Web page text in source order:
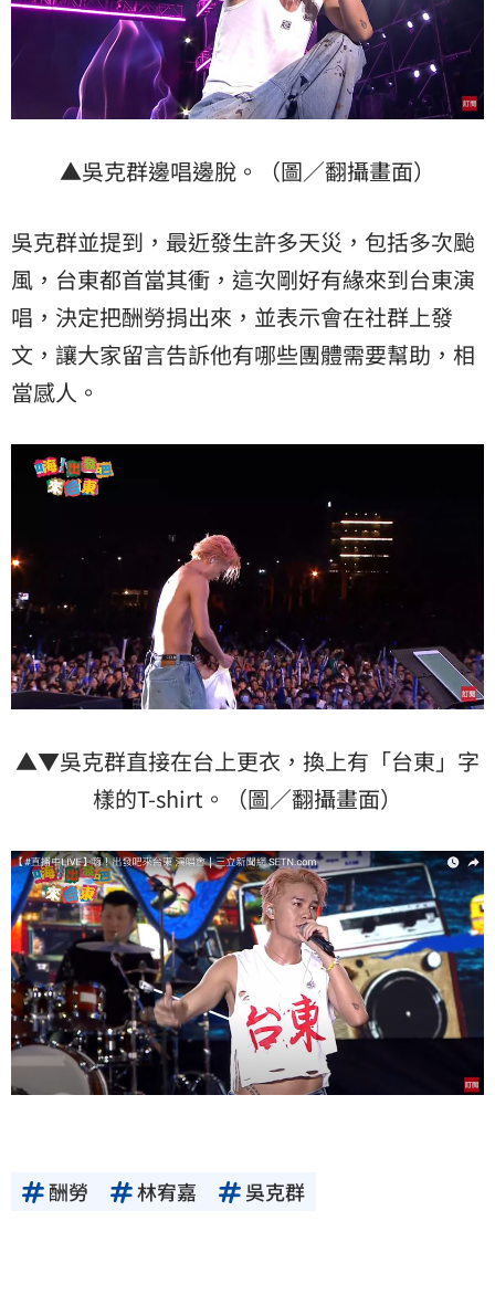
▲吳克群邊唱邊脫。（圖／翻攝畫面）
吳克群並提到，最近發生許多天災，包括多次颱
風，台東都首當其衝，這次剛好有緣來到台東演
唱，決定把酬勞捐出來，並表示會在社群上發
文，讓大家留言告訴他有哪些團體需要幫助，相
當感人。
▲▼吳克群直接在台上更衣，換上有「台東」字
樣的T-shirt。（圖／翻攝畫面）
酬勞 林宥嘉 吳克群